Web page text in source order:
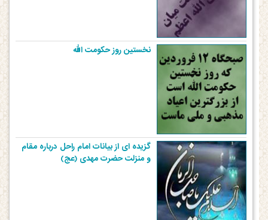
نخستین روز حکومت الله
گزیده ای از بیانات امام راحل درباره مقام
و منزلت حضرت مهدی (عج)